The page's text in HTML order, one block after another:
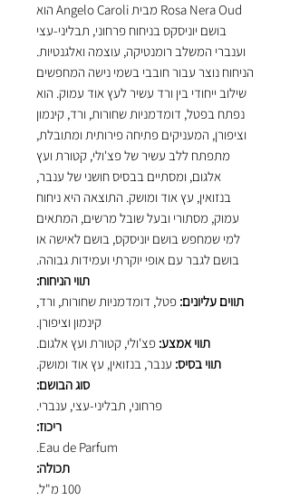
Rosa Nera Oud מבית Angelo Caroli הוא
בושם יוניסקס בניחוח פרחוני, תבליני-עצי
וענברי המשלב רומנטיקה, עוצמה ואלגנטיות.
הניחוח נוצר עבור חובבי בשמי נישה המחפשים
שילוב ייחודי בין ורד עשיר לעץ אוד עמוק. הוא
נפתח בפטל, דומדמניות שחורות, ורד, קינמון
וציפורן, המעניקים פתיחה פירותית ומתובלת,
מתפתח ללב עשיר של פצ'ולי, קטורת ועץ
אלגום, ומסתיים בבסיס חושני של ענבר,
בנזואין, עץ אוד ומושק. התוצאה היא ניחוח
עמוק, מסתורי ובעל שובל מרשים, המתאים
למי שמחפש בושם יוניסקס, בושם לאישה או
בושם לגבר עם אופי יוקרתי ועמידות גבוהה.
תווי הניחוח:
תווים עליונים: פטל, דומדמניות שחורות, ורד,
קינמון וציפורן.
תווי אמצע: פצ'ולי, קטורת ועץ אלגום.
תווי בסיס: ענבר, בנזואין, עץ אוד ומושק.
סוג הבושם:
פרחוני, תבליני-עצי, ענברי.
ריכוז:
Eau de Parfum.
תכולה:
100 מ"ל.